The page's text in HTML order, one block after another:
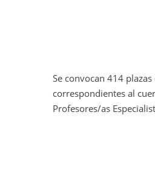
Se convocan 414
correspondientes al
Profesores/as